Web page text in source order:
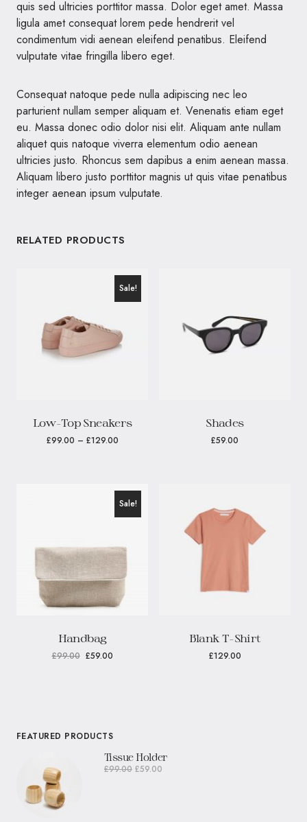
quis sed ultricies porttitor massa. Dolor eget amet. Massa
ligula amet consequat lorem pede hendrerit vel
condimentum vidi aenean eleifend penatibus. Eleifend
vulputate vitae fringilla libero eget.
Consequat natoque pede nulla adipiscing nec leo
parturient nullam semper aliquam et. Venenatis etiam eget
eu. Massa donec odio dolor nisi elit. Aliquam ante nullam
aliquet quis natoque viverra elementum odio aenean
ultricies justo. Rhoncus sem dapibus a enim aenean massa.
Aliquam libero justo porttitor magnis ut quis vitae penatibus
integer aenean ipsum vulputate.
RELATED PRODUCTS
Sale!
Low-Top Sneakers
£99.00 – £129.00
Shades
£59.00
Sale!
Handbag
£99.00 £59.00
Blank T-Shirt
£129.00
FEATURED PRODUCTS
Tissue Holder
£99.00 £59.00